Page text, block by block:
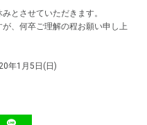
とさせていただきます。
、何卒ご理解の程お願い申し上
年1月5日(日)